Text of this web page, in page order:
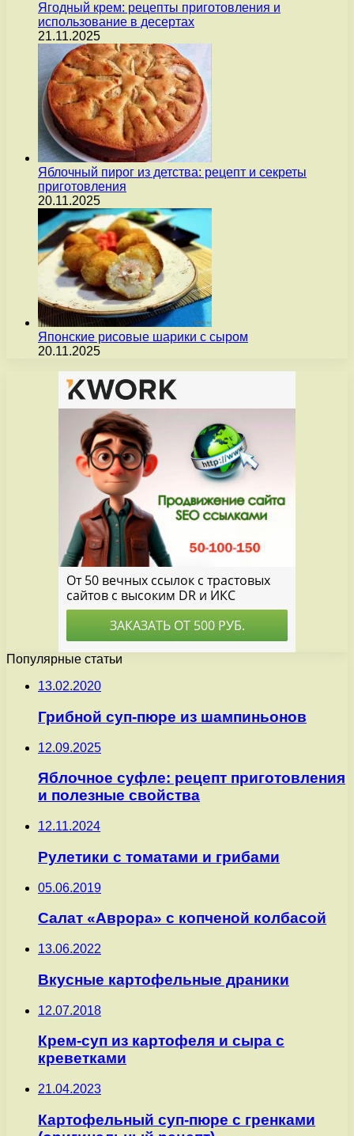
Ягодный крем: рецепты приготовления и
использование в десертах
21.11.2025
Яблочный пирог из детства: рецепт и секреты
приготовления
20.11.2025
Японские рисовые шарики с сыром
20.11.2025
Популярные статьи
13.02.2020
Грибной суп-пюре из шампиньонов
12.09.2025
Яблочное суфле: рецепт приготовления
и полезные свойства
12.11.2024
Рулетики с томатами и грибами
05.06.2019
Салат «Аврора» с копченой колбасой
13.06.2022
Вкусные картофельные драники
12.07.2018
Крем-суп из картофеля и сыра с
креветками
21.04.2023
Картофельный суп-пюре с гренками